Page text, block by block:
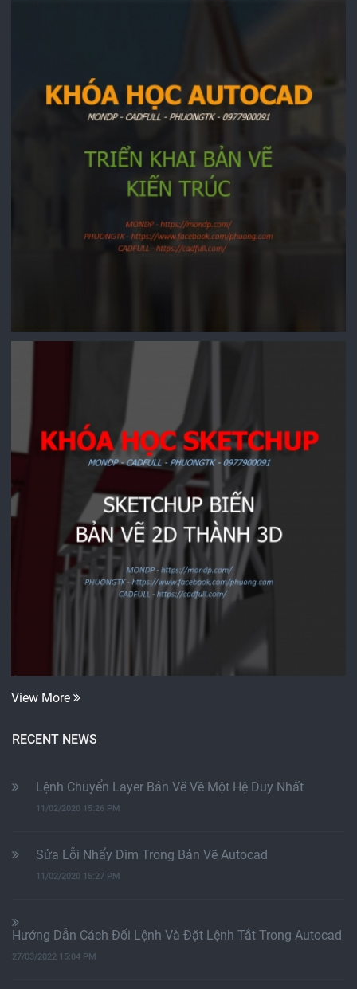
View More
RECENT NEWS
Lệnh Chuyển Layer Bản Vẽ Về Một Hệ Duy Nhất
11/02/2020 15:26 PM
Sửa Lỗi Nhẩy Dim Trong Bản Vẽ Autocad
11/02/2020 15:27 PM
Hướng Dẫn Cách Đổi Lệnh Và Đặt Lệnh Tắt Trong Autocad
27/03/2022 15:04 PM